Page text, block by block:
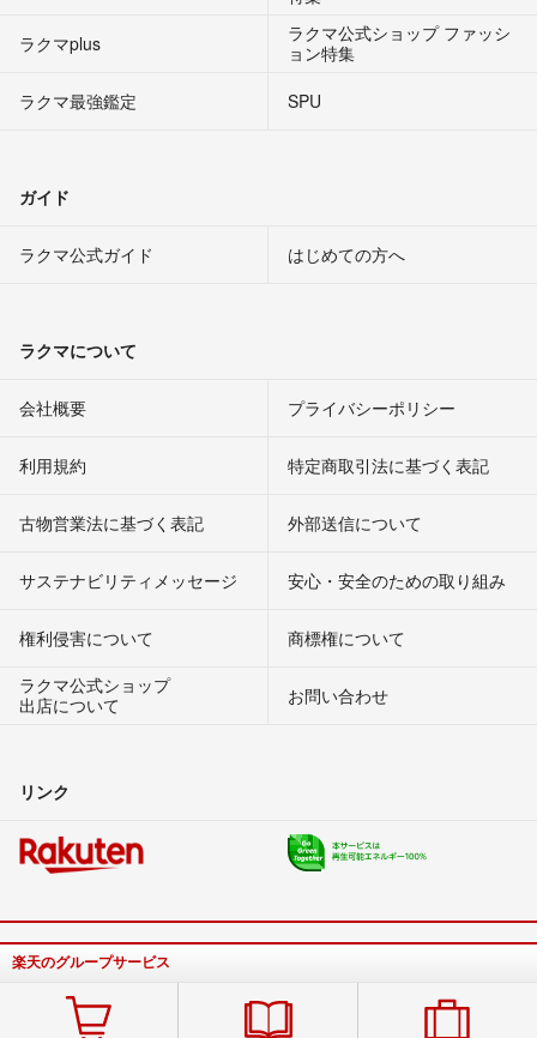
ラクマplus
ラクマ公式ショップ ファッシ
ョン特集
ラクマ最強鑑定
SPU
ガイド
ラクマ公式ガイド はじめての方へ
ラクマについて
会社概要 プライバシーポリシー
利用規約 特定商取引法に基づく表記
古物営業法に基づく表記 外部送信について
サステナビリティメッセージ 安心・安全のための取り組み
権利侵害について
商標権について
ラクマ公式ショップ
出店について
お問い合わせ
リンク
楽天のグループサービス